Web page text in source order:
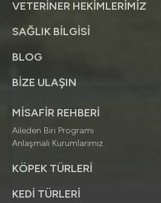
VETERİNER HEKİMLERİMİZ
SAĞLIK BİLGİSİ
BLOG
BİZE ULAŞIN
MİSAFİR REHBERİ
Aileden Biri Programı
Anlaşmalı Kurumlarımız
KÖPEK TÜRLERİ
KEDİ TÜRLERİ